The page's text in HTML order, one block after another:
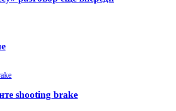
shooting brake